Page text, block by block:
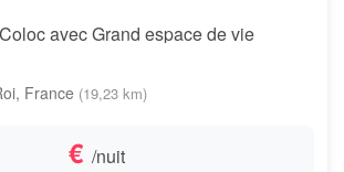
avec Grand espace de vie
France (19,23 km)
€ /nuit